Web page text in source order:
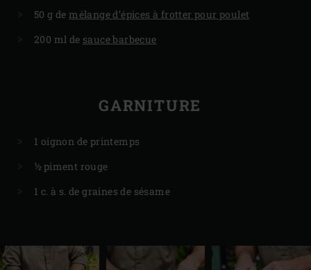
50 g de mélange d’épices à frotter pour poulet
200 ml de sauce barbecue
GARNITURE
1 oignon de printemps
½ piment rouge
1 c. à s. de graines de sésame